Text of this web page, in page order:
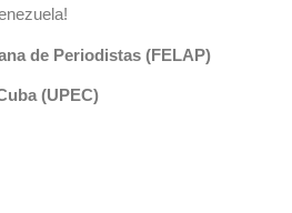
de Periodistas (FELAP)
(UPEC)